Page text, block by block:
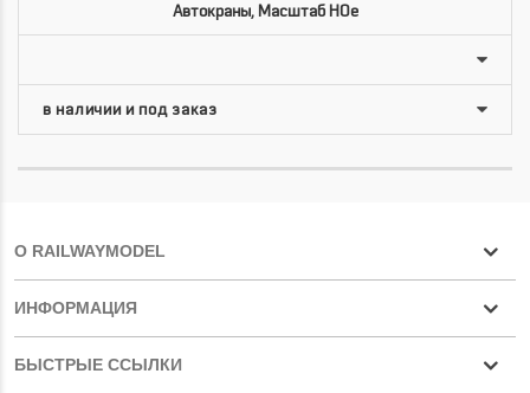
Автокраны, Масштаб HOe
О RAILWAYMODEL
ИНФОРМАЦИЯ
БЫСТРЫЕ ССЫЛКИ